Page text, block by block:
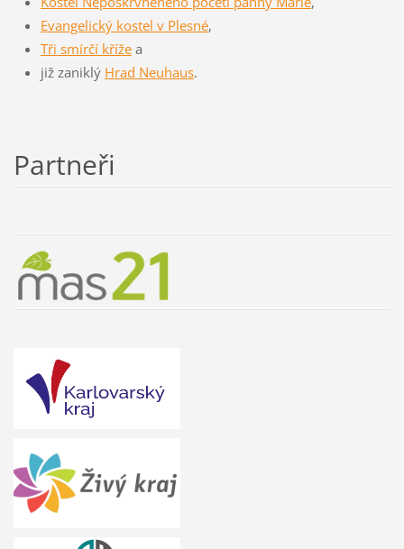
Evangelický kostel v Plesné,
Tři smírčí křížea
již zaniklý Hrad Neuhaus.
Partneři